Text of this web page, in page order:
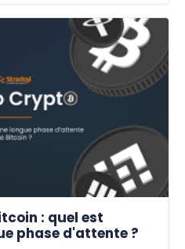
: quel est
phase d'attente ?